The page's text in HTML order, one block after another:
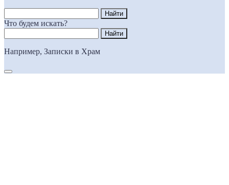
Что будем искать?
Например, Записки в Храм